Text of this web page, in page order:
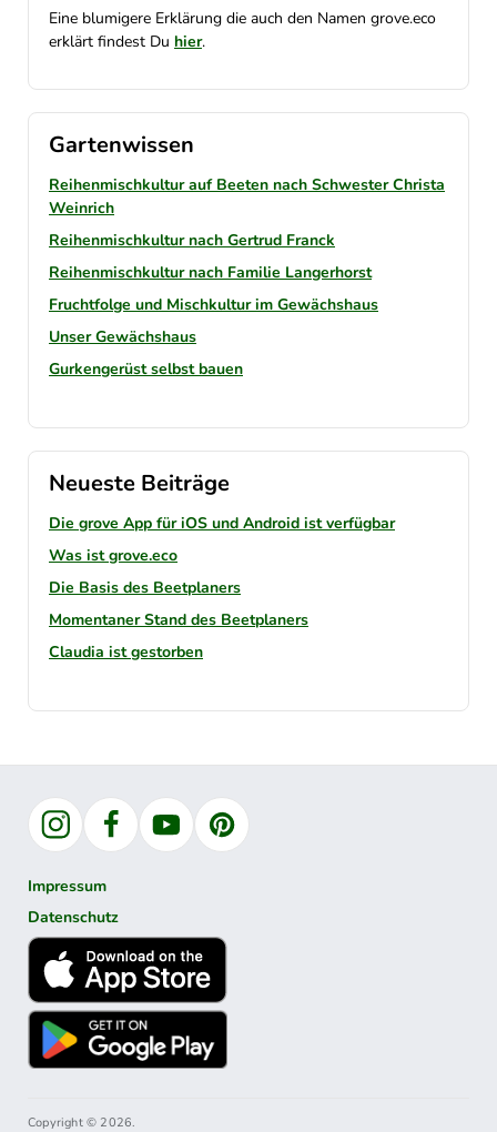
Eine blumigere Erklärung die auch den Namen grove.eco
erklärt findest Du hier.
Gartenwissen
Reihenmischkultur auf Beeten nach Schwester Christa
Weinrich
Reihenmischkultur nach Gertrud Franck
Reihenmischkultur nach Familie Langerhorst
Fruchtfolge und Mischkultur im Gewächshaus
Unser Gewächshaus
Gurkengerüst selbst bauen
Neueste Beiträge
Die grove App für iOS und Android ist verfügbar
Was ist grove.eco
Die Basis des Beetplaners
Momentaner Stand des Beetplaners
Claudia ist gestorben
InstagramFacebookYouTubePinterest
Impressum
Datenschutz
Copyright © 2026.